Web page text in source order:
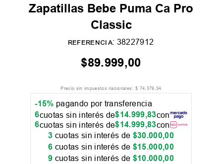
Zapatillas Bebe Puma Ca Pro
Classic
REFERENCIA: 38227912
$89.999,00
Precio sin impuestos nacionales: $ 74.379,34
-15% pagando por transferencia
6cuotas sin interés de$14.999,83con
6cuotas sin interés de$14.999,83con
3 cuotas sin interés de $30.000,00
6 cuotas sin interés de $15.000,00
9 cuotas sin interés de $10.000,00